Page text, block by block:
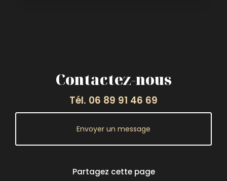
Contactez-nous
Tél. 06 89 91 46 69
Envoyer un message
Partagez cette page